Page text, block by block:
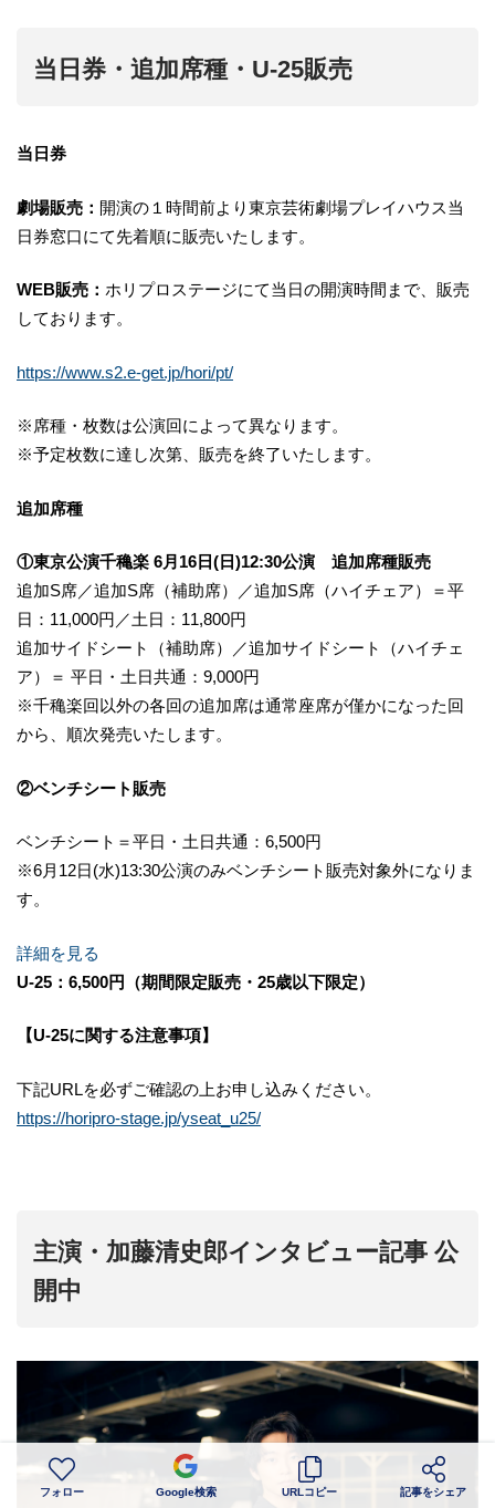
当日券・追加席種・U-25販売
当日券
劇場販売： 開演の１時間前より東京芸術劇場プレイハウス当
日券窓口にて先着順に販売いたします。
WEB販売： ホリプロステージにて当日の開演時間まで、販売
しております。
https://www.s2.e-get.jp/hori/pt/
※席種・枚数は公演回によって異なります。
※予定枚数に達し次第、販売を終了いたします。
追加席種
①東京公演千穐楽 6月16日(日)12:30公演 追加席種販売
追加S席／追加S席（補助席）／追加S席（ハイチェア）＝平
日：11,000円／土日：11,800円
追加サイドシート（補助席）／追加サイドシート（ハイチェ
ア）＝ 平日・土日共通：9,000円
※千穐楽回以外の各回の追加席は通常座席が僅かになった回
から、順次発売いたします。
②ベンチシート販売
ベンチシート＝平日・土日共通：6,500円
※6月12日(水)13:30公演のみベンチシート販売対象外になりま
す。
詳細を見る
U-25：6,500円（期間限定販売・25歳以下限定）
【U-25に関する注意事項】
下記URLを必ずご確認の上お申し込みください。
https://horipro-stage.jp/yseat_u25/
主演・加藤清史郎インタビュー記事 公
開中
フォロー Google検索 URLコピー 記事をシェア